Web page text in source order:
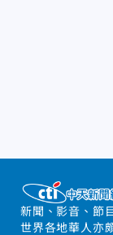
新聞、影音、節
世界各地華人亦